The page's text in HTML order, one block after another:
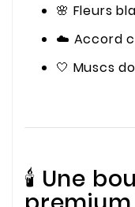
🌸 Fleurs
☁️ Accord
🤍 Muscs
🕯️ Une